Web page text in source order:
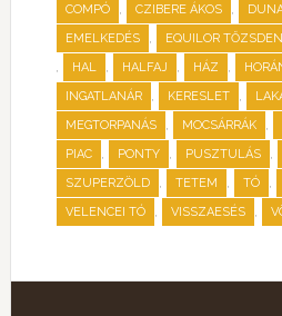
COMPÓ , CZIBERE ÁKOS ,
EMELKEDÉS , EQUILOR
, HAL , HALFAJ , HÁZ ,
INGATLANÁR , KERESLET ,
MEGTORPANÁS , MOCSÁRRÁK ,
PIAC , PONTY , PUSZTULÁS ,
SZUPERZÖLD , TETEM , TÓ ,
VELENCEI TÓ , VISSZAESÉS ,